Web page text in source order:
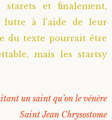
starets et finalement,
lutte à l’aide de leur
du texte pourrait être
mais les startsy
un saint qu’on le vénère
Saint Jean Chrysostome